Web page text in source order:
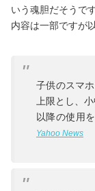
いう魂胆だそうです
内容は一部ですが
子供のスマ
上限とし、
以降の使用
Yahoo News